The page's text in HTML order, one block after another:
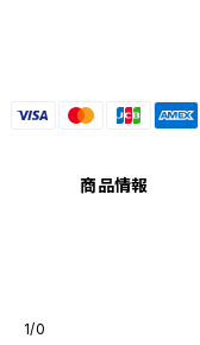
商品情報
1/0